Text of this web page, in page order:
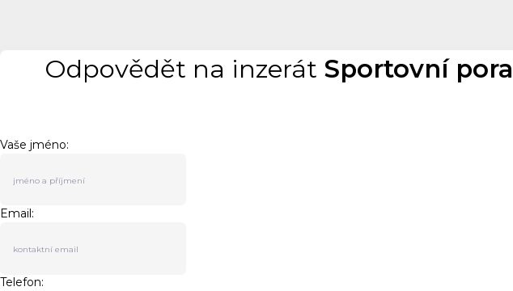
Odpovědět na inzerát Sportovní
Vaše jméno:
Email:
Telefon: